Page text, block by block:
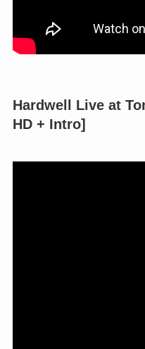
Hardwell Live at
HD + Intro]